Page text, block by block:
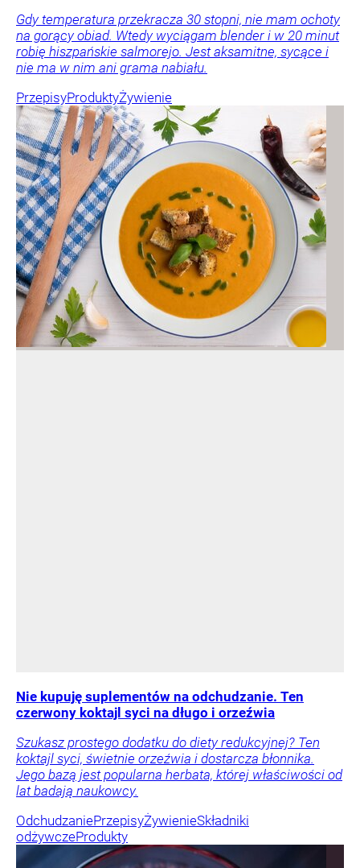
Gdy temperatura przekracza 30 stopni, nie mam ochoty
na gorący obiad. Wtedy wyciągam blender i w 20 minut
robię hiszpańskie salmorejo. Jest aksamitne, sycące i
nie ma w nim ani grama nabiału.
PrzepisyProduktyŻywienie
Nie kupuję suplementów na odchudzanie. Ten
czerwony koktajl syci na długo i orzeźwia
Szukasz prostego dodatku do diety redukcyjnej? Ten
koktajl syci, świetnie orzeźwia i dostarcza błonnika.
Jego bazą jest popularna herbata, której właściwości od
lat badają naukowcy.
OdchudzaniePrzepisyŻywienieSkładniki
odżywczeProdukty